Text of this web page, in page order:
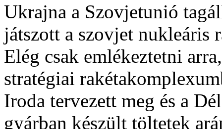
Ukrajna a Szovjetunió
játszott a szovjet nukleáris
Elég csak emlékeztetni
stratégiai
Iroda tervezett meg és a
gyárban készült töltetek